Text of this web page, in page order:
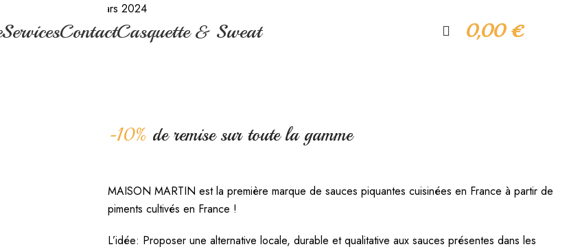
ServicesContactCasquette & Sweat 0,00 €
20 mars 2024
-10% de remise sur toute la gamme
MAISON MARTIN est la première marque de sauces piquantes cuisinées en France à partir de
piments cultivés en France !
L’idée: Proposer une alternative locale, durable et qualitative aux sauces présentes dans les